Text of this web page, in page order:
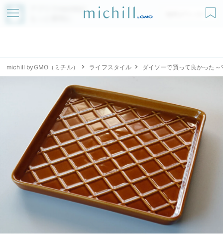
アプリでmichillが
無料ダウンロード
michill byGMO（ミチル） ライフスタイル ダイソーで買って良かった